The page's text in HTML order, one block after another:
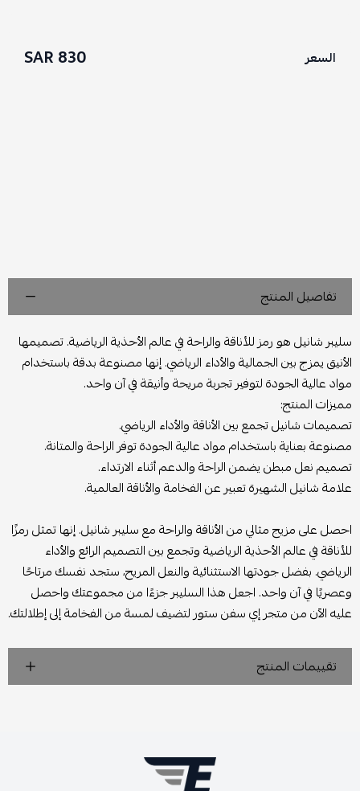
السعر 830 SAR
تفاصيل المنتج
سليبر شانيل هو رمز للأناقة والراحة في عالم الأحذية الرياضية. تصميمها
الأنيق يمزج بين الجمالية والأداء الرياضي. إنها مصنوعة بدقة باستخدام
مواد عالية الجودة لتوفير تجربة مريحة وأنيقة في آن واحد.
مميزات المنتج:
تصميمات شانيل تجمع بين الأناقة والأداء الرياضي.
مصنوعة بعناية باستخدام مواد عالية الجودة توفر الراحة والمتانة.
تصميم نعل مبطن يضمن الراحة والدعم أثناء الارتداء.
علامة شانيل الشهيرةتعبير عن الفخامة والأناقة العالمية.
احصل على مزيج مثالي من الأناقة والراحة مع سليبر شانيل. إنها تمثل رمزًا
للأناقة في عالم الأحذية الرياضية وتجمع بين التصميم الرائع والأداء
الرياضي. بفضل جودتها الاستثنائية والنعل المريح، ستجد نفسك مرتاحًا
وعصريًا في آن واحد. اجعل هذا السليبر جزءًا من مجموعتك واحصل
عليه الآن من متجر إي سفن ستور لتضيف لمسة من الفخامة إلى إطلالتك.
تقييمات المنتج